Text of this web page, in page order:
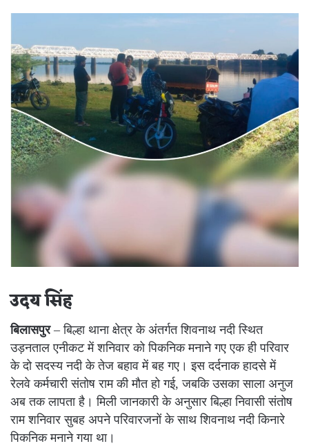
उदय सिंह
बिलासपुर– बिल्हा थाना क्षेत्र के अंतर्गत शिवनाथ नदी स्थित
उड़नताल एनीकट में शनिवार को पिकनिक मनाने गए एक ही परिवार
के दो सदस्य नदी के तेज बहाव में बह गए। इस दर्दनाक हादसे में
रेलवे कर्मचारी संतोष राम की मौत हो गई, जबकि उसका साला अनुज
अब तक लापता है। मिली जानकारी के अनुसार बिल्हा निवासी संतोष
राम शनिवार सुबह अपने परिवारजनों के साथ शिवनाथ नदी किनारे
पिकनिक मनाने गया था।